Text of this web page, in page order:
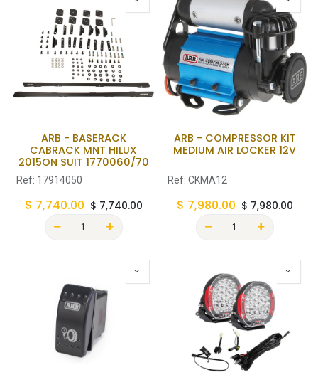
ARB - BASERACK
CABRACK MNT HILUX
2015ON SUIT 1770060/70
Ref: 17914050
$ 7,740.00 $7,740.00
ARB - COMPRESSOR KIT
MEDIUM AIR LOCKER 12V
Ref: CKMA12
$ 7,980.00 $7,980.00